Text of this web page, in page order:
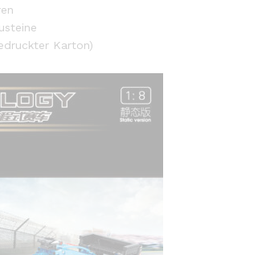
Karton)